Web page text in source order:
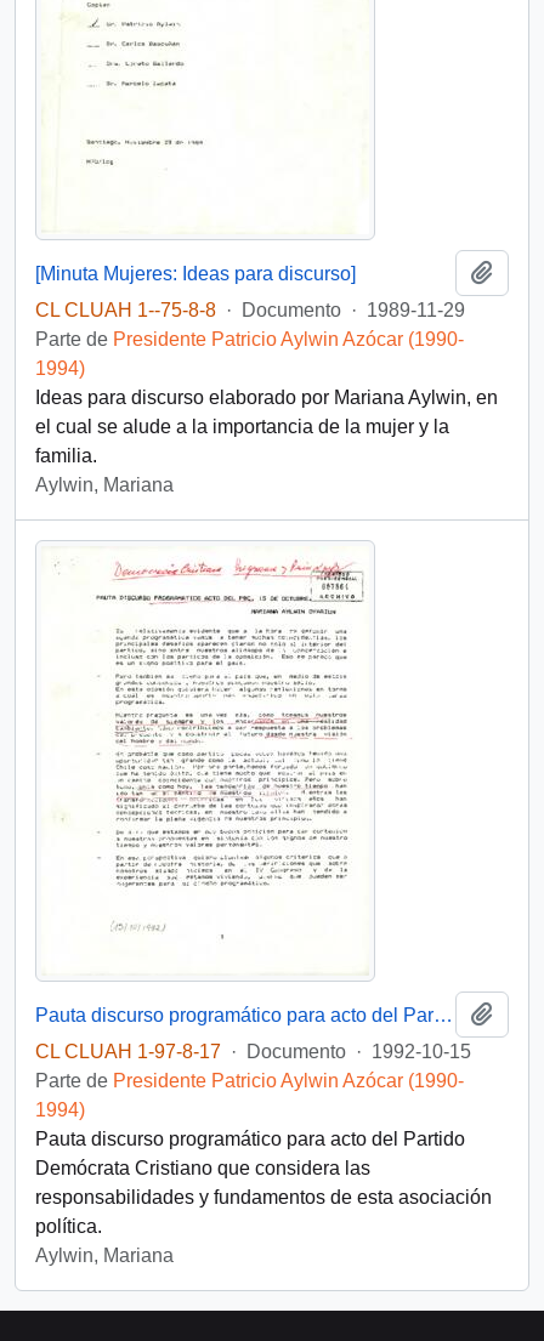
[Minuta Mujeres: Ideas para discurso]
CL CLUAH 1--75-8-8 · Documento · 1989-11-29
Parte de Presidente Patricio Aylwin Azócar (1990-
1994)
Ideas para discurso elaborado por Mariana Aylwin, en
el cual se alude a la importancia de la mujer y la
familia.
Aylwin, Mariana
Pauta discurso programático para acto del Partido Demócrata Cristiano
CL CLUAH 1-97-8-17 · Documento · 1992-10-15
Parte de Presidente Patricio Aylwin Azócar (1990-
1994)
Pauta discurso programático para acto del Partido
Demócrata Cristiano que considera las
responsabilidades y fundamentos de esta asociación
política.
Aylwin, Mariana